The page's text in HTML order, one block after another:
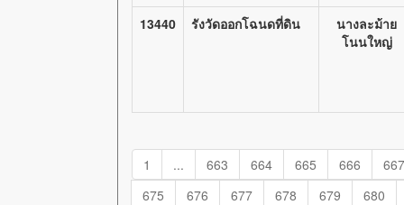
13440 รังวัดออกโฉนดที่ดิน
นางละม้าย
โนนใหญ่
1 ... 663 664 665 666
667
675
676 677 678 679 680